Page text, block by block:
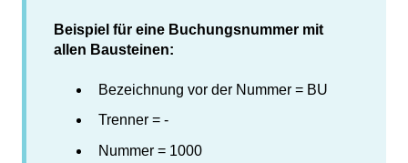
Beispiel für eine Buchungsnummer mit
allen Bausteinen:
Bezeichnung vor der Nummer = BU
Trenner = -
Nummer = 1000